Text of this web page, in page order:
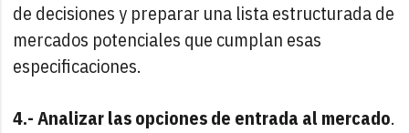
de decisiones y preparar una lista estructurada de
mercados potenciales que cumplan esas
especificaciones.
4.- Analizar las opciones de entrada al mercado.